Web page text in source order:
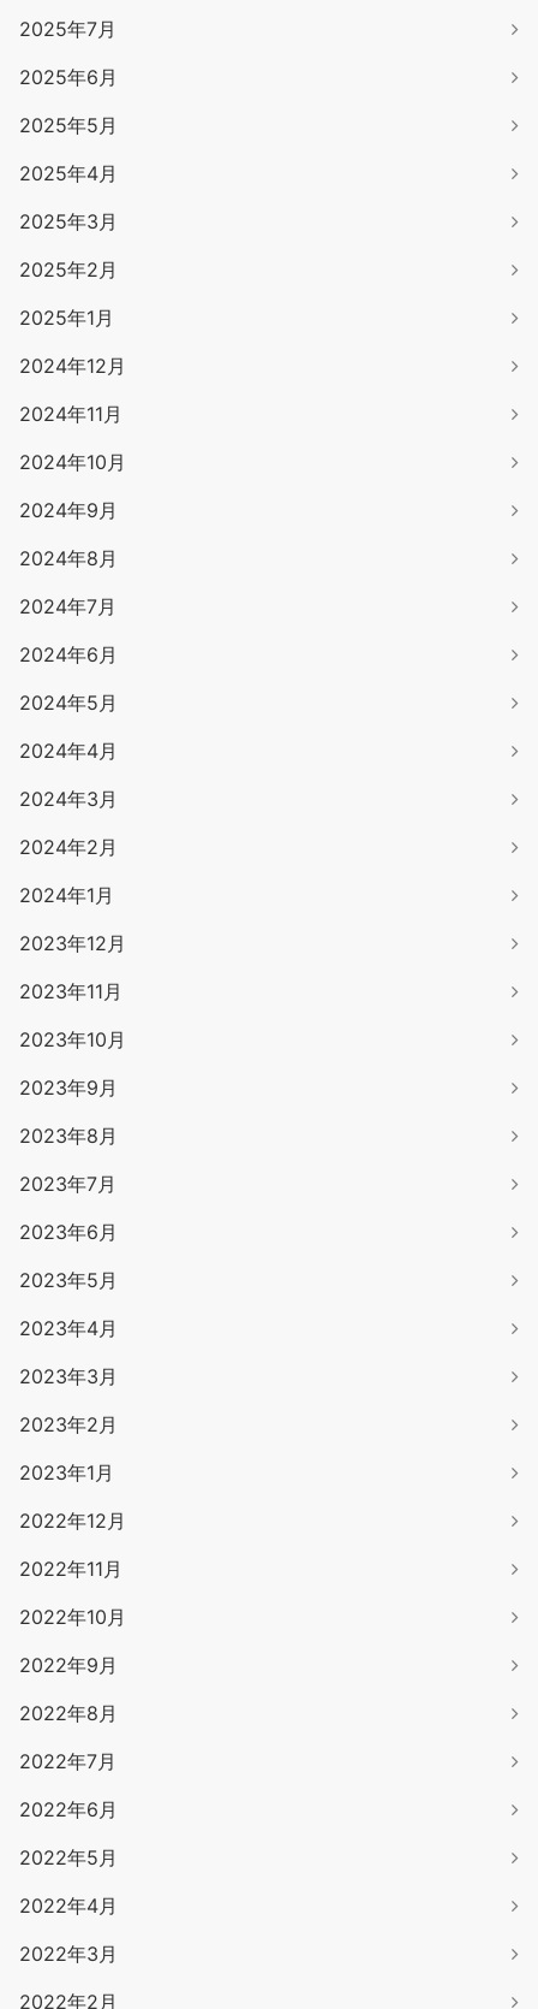
2025年7月
2025年6月
2025年5月
2025年4月
2025年3月
2025年2月
2025年1月
2024年12月
2024年11月
2024年10月
2024年9月
2024年8月
2024年7月
2024年6月
2024年5月
2024年4月
2024年3月
2024年2月
2024年1月
2023年12月
2023年11月
2023年10月
2023年9月
2023年8月
2023年7月
2023年6月
2023年5月
2023年4月
2023年3月
2023年2月
2023年1月
2022年12月
2022年11月
2022年10月
2022年9月
2022年8月
2022年7月
2022年6月
2022年5月
2022年4月
2022年3月
2022年2月